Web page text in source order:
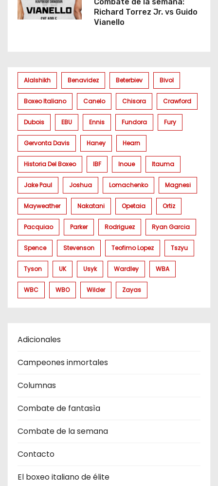
Richard Torrez Jr. vs Guido
Vianello
Alalshikh Benavidez Beterbiev Bivol
Boxeo Italiano Canelo Chisora Crawford
Dubois EBU Ennis Fundora Fury
Gervonta Davis Haney Hearn
Historia Del Boxeo IBF Inoue Itauma
Jake Paul Joshua Lomachenko Magnesi
Mayweather Nakatani Opetaia Ortiz
Pacquiao Parker Rodriguez Ryan Garcia
Spence Stevenson Teofimo Lopez Tszyu
Tyson UK Usyk Wardley WBA
WBC WBO Wilder Zayas
Adicionales
Campeones inmortales
Columnas
Combate de fantasìa
Combate de la semana
Contacto
El boxeo italiano de élite